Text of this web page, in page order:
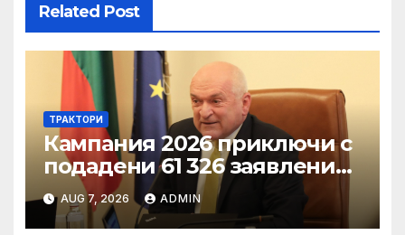
Related Post
ТРАКТОРИ
Кампания 2026 приключи с
подадени 61 326 заявления
за подпомагане
AUG 7, 2026 ADMIN